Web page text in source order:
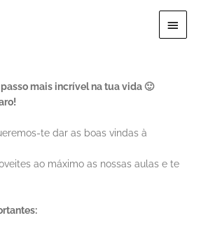
Menu
mais incrível na tua vida 🙂
te dar as boas vindas à
ao máximo as nossas aulas e te